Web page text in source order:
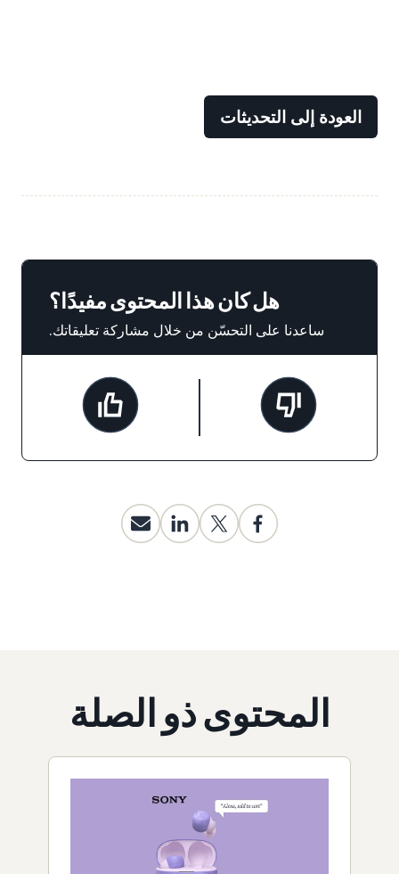
العودة إلى التحديثات
هل كان هذا المحتوى مفيدًا؟
ساعدنا على التحسّن من خلال مشاركة تعليقاتك.
المحتوى ذو الصلة